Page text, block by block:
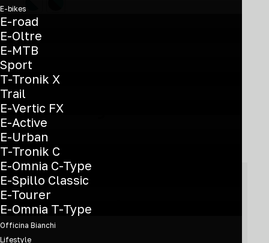
E-bikes
E-road
E-Oltre
E-MTB
Sport
T-Tronik X
Trail
E-Vertic FX
E-Active
E-Urban
T-Tronik C
E-Omnia C-Type
E-Spillo Classic
E-Tourer
E-Omnia T-Type
Officina Bianchi
Lifestyle
Hai bisogno di aiuto?
Manutenzione